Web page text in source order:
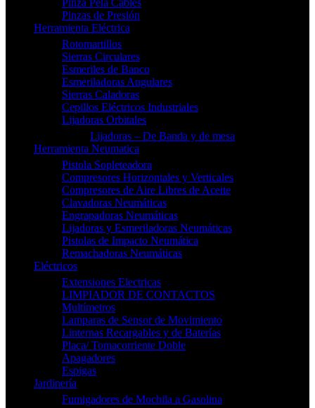
Pinza Pela Cables
Pinzas de Presión
Herramienta Eléctrica
Rotomartillos
Sierras Circulares
Esmeriles de Banco
Esmeriladoras Angulares
Sierras Caladoras
Cepillos Eléctricos Industriales
Lijadoras Orbitales
Lijadoras – De Banda y de mesa
Herramienta Neumatica
Pistola Sopleteadora
Compresores Horizontales y Verticales
Compresores de Aire Libres de Aceite
Clavadoras Neumáticas
Engrapadoras Neumáticas
Lijadoras y Esmeriladoras Neumáticas
Pistolas de Impacto Neumática
Remachadoras Neumáticas
Eléctricos
Extensiones Electricas
LIMPIADOR DE CONTACTOS
Multímetros
Lamparas de Sensor de Movimiento
Linternas Recargables y de Baterías
Placa/ Tomacorriente Doble
Apagadores
Espigas
Jardinería
Fumigadores de Mochila a Gasolina